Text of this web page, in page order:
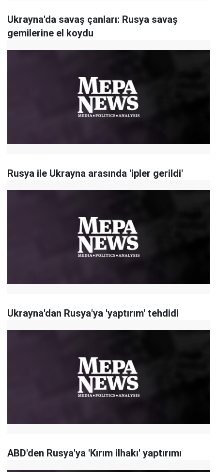
Ukrayna'da savaş çanları: Rusya savaş
gemilerine el koydu
Rusya ile Ukrayna arasında 'ipler gerildi'
Ukrayna'dan Rusya'ya 'yaptırım' tehdidi
ABD'den Rusya'ya 'Kırım ilhakı' yaptırımı